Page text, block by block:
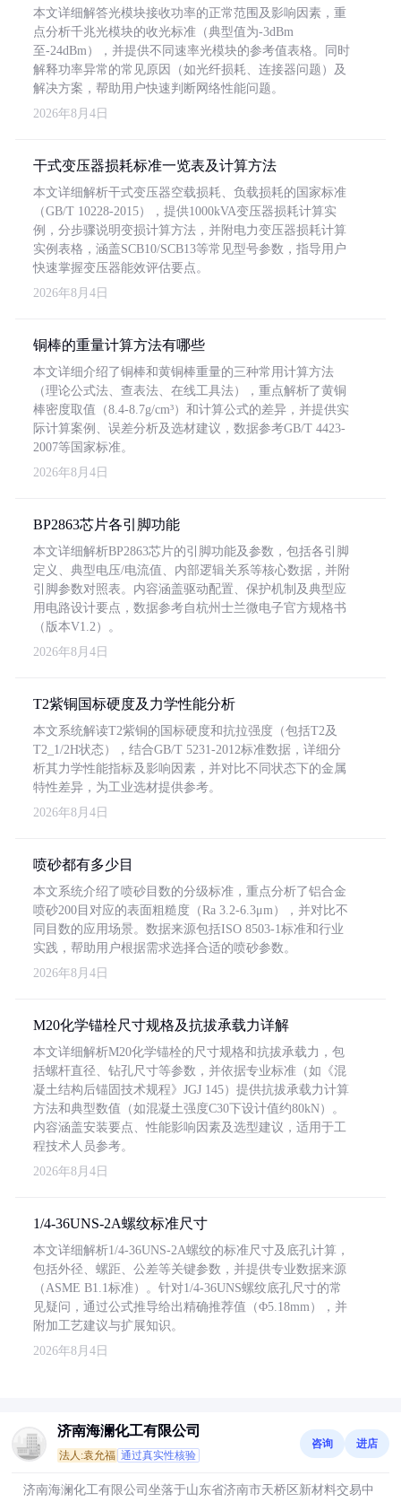
本文详细解答光模块接收功率的正常范围及影响因素，重
点分析千兆光模块的收光标准（典型值为-3dBm
至-24dBm），并提供不同速率光模块的参考值表格。同时
解释功率异常的常见原因（如光纤损耗、连接器问题）及
解决方案，帮助用户快速判断网络性能问题。
2026年8月4日
干式变压器损耗标准一览表及计算方法
本文详细解析干式变压器空载损耗、负载损耗的国家标准
（GB/T 10228-2015），提供1000kVA变压器损耗计算实
例，分步骤说明变损计算方法，并附电力变压器损耗计算
实例表格，涵盖SCB10/SCB13等常见型号参数，指导用户
快速掌握变压器能效评估要点。
2026年8月4日
铜棒的重量计算方法有哪些
本文详细介绍了铜棒和黄铜棒重量的三种常用计算方法
（理论公式法、查表法、在线工具法），重点解析了黄铜
棒密度取值（8.4-8.7g/cm³）和计算公式的差异，并提供实
际计算案例、误差分析及选材建议，数据参考GB/T 4423-
2007等国家标准。
2026年8月4日
BP2863芯片各引脚功能
本文详细解析BP2863芯片的引脚功能及参数，包括各引脚
定义、典型电压/电流值、内部逻辑关系等核心数据，并附
引脚参数对照表。内容涵盖驱动配置、保护机制及典型应
用电路设计要点，数据参考自杭州士兰微电子官方规格书
（版本V1.2）。
2026年8月4日
T2紫铜国标硬度及力学性能分析
本文系统解读T2紫铜的国标硬度和抗拉强度（包括T2及
T2_1/2H状态），结合GB/T 5231-2012标准数据，详细分
析其力学性能指标及影响因素，并对比不同状态下的金属
特性差异，为工业选材提供参考。
2026年8月4日
喷砂都有多少目
本文系统介绍了喷砂目数的分级标准，重点分析了铝合金
喷砂200目对应的表面粗糙度（Ra 3.2-6.3μm），并对比不
同目数的应用场景。数据来源包括ISO 8503-1标准和行业
实践，帮助用户根据需求选择合适的喷砂参数。
2026年8月4日
M20化学锚栓尺寸规格及抗拔承载力详解
本文详细解析M20化学锚栓的尺寸规格和抗拔承载力，包
括螺杆直径、钻孔尺寸等参数，并依据专业标准（如《混
凝土结构后锚固技术规程》JGJ 145）提供抗拔承载力计算
方法和典型数值（如混凝土强度C30下设计值约80kN）。
内容涵盖安装要点、性能影响因素及选型建议，适用于工
程技术人员参考。
2026年8月4日
1/4-36UNS-2A螺纹标准尺寸
本文详细解析1/4-36UNS-2A螺纹的标准尺寸及底孔计算，
包括外径、螺距、公差等关键参数，并提供专业数据来源
（ASME B1.1标准）。针对1/4-36UNS螺纹底孔尺寸的常
见疑问，通过公式推导给出精确推荐值（Φ5.18mm），并
附加工艺建议与扩展知识。
2026年8月4日
济南海澜化工有限公司
法人:袁允福 通过真实性核验
咨询 进店
济南海澜化工有限公司坐落于山东省济南市天桥区新材料交易中